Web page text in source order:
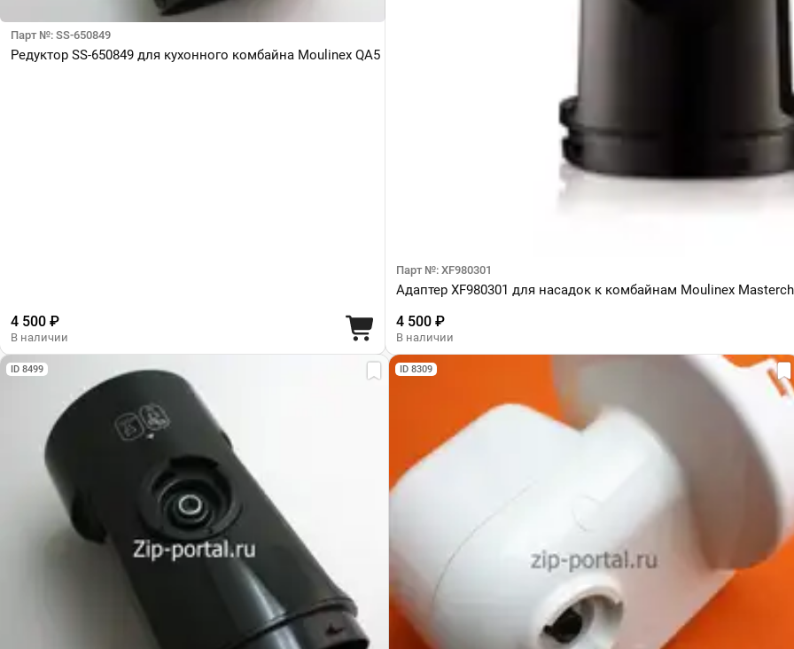
Парт №: SS-650849
Редуктор SS-650849 для кухонного комбайна Moulinex QA5
4 500 ₽
В наличии
Парт №: XF980301
Адаптер XF980301 для насадок к комбайнам Moulinex
4 500 ₽
В наличии
ID 8499 ID 8309